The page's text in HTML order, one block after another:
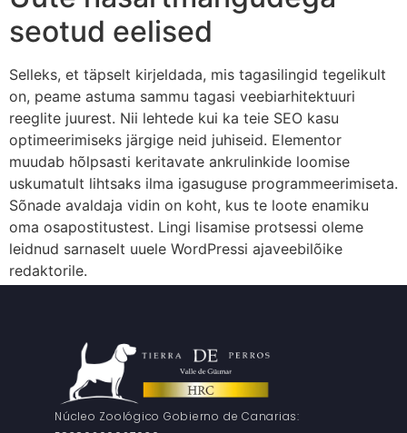
seotud eelised
Selleks, et täpselt kirjeldada, mis tagasilingid tegelikult
on, peame astuma sammu tagasi veebiarhitektuuri
reeglite juurest. Nii lehtede kui ka teie SEO kasu
optimeerimiseks järgige neid juhiseid. Elementor
muudab hõlpsasti keritavate ankrulinkide loomise
uskumatult lihtsaks ilma igasuguse programmeerimiseta.
Sõnade avaldaja vidin on koht, kus te loote enamiku
oma osapostitustest. Lingi lisamise protsessi oleme
leidnud sarnaselt uuele WordPressi ajaveebilõike
redaktorile.
Núcleo Zoológico Gobierno de Canarias: